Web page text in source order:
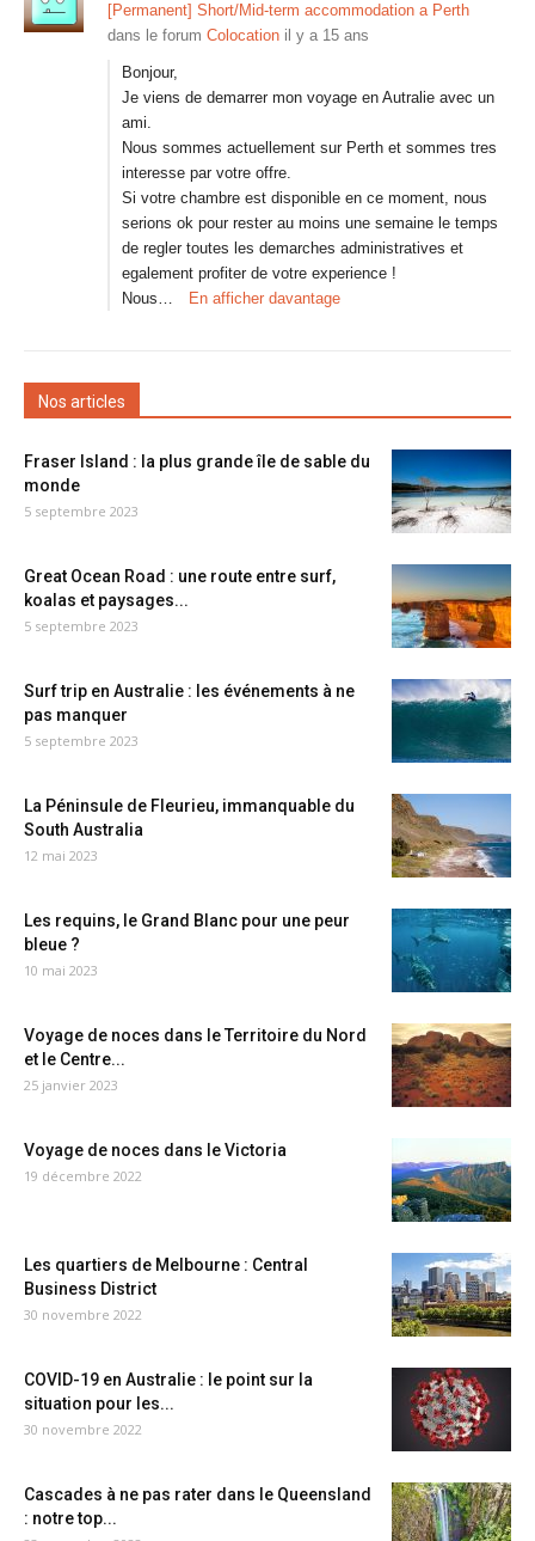
[Permanent] Short/Mid-term accommodation a Perth
dans le forum Colocation il y a 15 ans
Bonjour,
Je viens de demarrer mon voyage en Autralie avec un
ami.
Nous sommes actuellement sur Perth et sommes tres
interesse par votre offre.
Si votre chambre est disponible en ce moment, nous
serions ok pour rester au moins une semaine le temps
de regler toutes les demarches administratives et
egalement profiter de votre experience !
Nous…
En afficher davantage
Nos articles
Fraser Island : la plus grande île de sable du
monde
5 septembre 2023
Great Ocean Road : une route entre surf,
koalas et paysages...
5 septembre 2023
Surf trip en Australie : les événements à ne
pas manquer
5 septembre 2023
La Péninsule de Fleurieu, immanquable du
South Australia
12 mai 2023
Les requins, le Grand Blanc pour une peur
bleue ?
10 mai 2023
Voyage de noces dans le Territoire du Nord
et le Centre...
25 janvier 2023
Voyage de noces dans le Victoria
19 décembre 2022
Les quartiers de Melbourne : Central
Business District
30 novembre 2022
COVID-19 en Australie : le point sur la
situation pour les...
30 novembre 2022
Cascades à ne pas rater dans le Queensland
: notre top...